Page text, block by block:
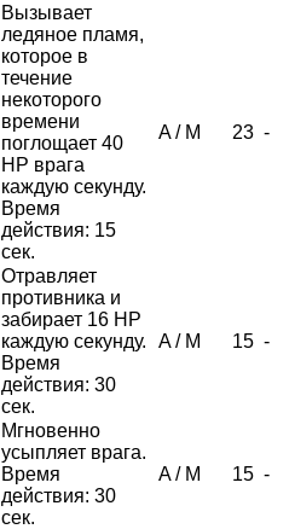
Вызывает
ледяное пламя,
которое в
течение
некоторого
времени
поглощает 40
HP врага
каждую секунду.
Время
действия: 15
сек.
A/ M 23 -
Отравляет
противника и
забирает 16 HP
каждую секунду.
Время
действия: 30
сек.
A/ M 15 -
Мгновенно
усыпляет врага.
Время
действия: 30
сек.
A/ M 15 -